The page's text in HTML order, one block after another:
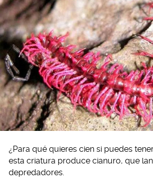
¿Para qué quieres cien si puedes
esta criatura produce cianuro, que
depredadores.